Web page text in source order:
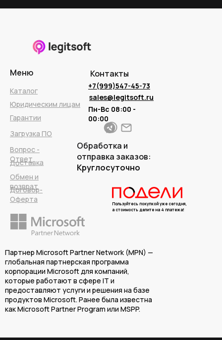
Контакты
sales@legitsoft.ru
Пн-Вс 08:00 -
00:00
Обработка и
отправка заказов:
Круглосуточно
Партнер Microsoft Partner Network (MPN) —
глобальная партнерская программа
корпорации Microsoft для компаний,
которые работают в сфере IT и
предоставляют услуги и решения на базе
продуктов Microsoft. Ранее была известна
как Microsoft Partner Program или MSPP.
Пользуйтесь покупкой уже сегодня,
а стоимость делите на 4 платежа!
+7(999)547-45-73
Меню
Каталог
Юридическим лицам
Гарантии
Загрузка ПО
Вопрос -
Ответ
Обмен и
возврат
Договор-
Оферта
Доставка